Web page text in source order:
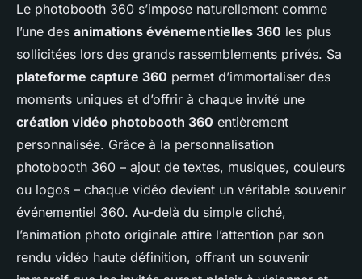
Le photobooth 360 s’impose naturellement comme
l’une des animations événementielles 360 les plus
sollicitées lors des grands rassemblements privés. Sa
plateforme capture 360 permet d’immortaliser des
moments uniques et d’offrir à chaque invité une
création vidéo photobooth 360 entièrement
personnalisée. Grâce à la personnalisation
photobooth 360 – ajout de textes, musiques, couleurs
ou logos – chaque vidéo devient un véritable souvenir
événementiel 360. Au-delà du simple cliché,
l’animation photo originale attire l’attention par son
rendu vidéo haute définition, offrant un souvenir